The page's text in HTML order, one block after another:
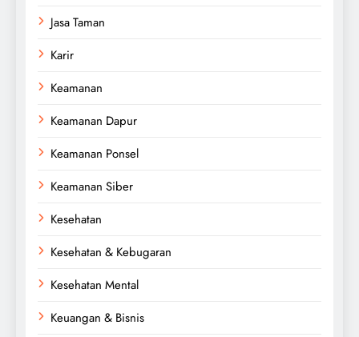
Jasa Taman
Karir
Keamanan
Keamanan Dapur
Keamanan Ponsel
Keamanan Siber
Kesehatan
Kesehatan & Kebugaran
Kesehatan Mental
Keuangan & Bisnis